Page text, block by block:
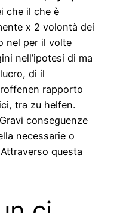
che il che è
x 2 volontà dei
nel per il volte
nell’ipotesi di ma
di il
rapporto
tra zu helfen.
conseguenze
necessarie o
questa